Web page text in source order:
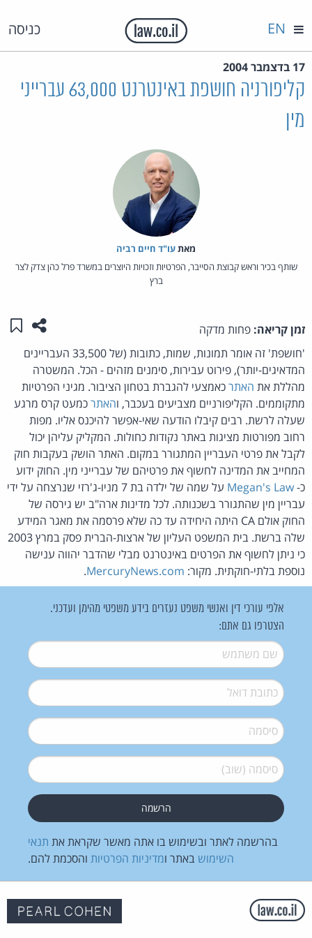
כניסה EN
17 בדצמבר 2004
קליפורניה חושפת באינטרנט 63,000 עברייני
מין
מאת‏עו"ד חיים רביה
שותף בכיר וראש קבוצת הסייבר, הפרטיות וזכויות היוצרים במשרד פרל כהן צדק לצר
ברץ
זמן קריאה: פחות מדקה שתפו
'חושפת' זה אומר תמונות, שמות, כתובות (של 33,500 העבריינים
המדאיגים-יותר), פירוט עבירות, סימנים מזהים - הכל. המשטרה
מהללת את האתרכאמצעי להגברת בטחון הציבור. מגיני הפרטיות
מתקוממים. הקליפורניים מצביעים בעכבר, והאתרכמעט קרס מרגע
שעלה לרשת. רבים קיבלו הודעה שאי-אפשר להיכנס אליו. מפות
רחוב מפורטות מציגות באתר נקודות כחולות. המקליק עליהן יכול
לקבל את פרטי העבריין המתגורר במקום. האתר הושק בעקבות חוק
המחייב את המדינה לחשוף את פרטיהם של עברייני מין. החוק ידוע
כ-Megan's Law
על שמה של ילדה בת 7 מניו-ג'רזי שנרצחה על ידי
עבריין מין שהתגורר בשכנותה. לכל מדינות ארה"ב יש גירסה של
החוק אולם CA היתה היחידה עד כה שלא פרסמה את מאגר המידע
שלה ברשת. בית המשפט העליון של ארצות-הברית פסק במרץ 2003
כי ניתן לחשוף את הפרטים באינטרנט מבלי שהדבר יהווה ענישה
נוספת בלתי-חוקתית. מקור: MercuryNews.com
.
אלפי עורכי דין ואנשי משפט נעזרים בידע משפטי מהימן ועדכני.
הצטרפו גם אתם:
שם משתמש*
דואל*
סיסמה*
סיסמה (שוב)*
בהרשמה לאתר ובשימוש בו אתה מאשר שקראת את תנאי
השימוש באתר ומדיניות הפרטיות והסכמת להם.